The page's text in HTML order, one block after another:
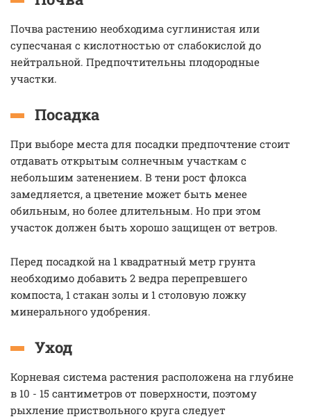
Почва растению необходима суглинистая или
супесчаная с кислотностью от слабокислой до
нейтральной. Предпочтительны плодородные
участки.
Посадка
При выборе места для посадки предпочтение стоит
отдавать открытым солнечным участкам с
небольшим затенением. В тени рост флокса
замедляется, а цветение может быть менее
обильным, но более длительным. Но при этом
участок должен быть хорошо защищен от ветров.
Перед посадкой на 1 квадратный метр грунта
необходимо добавить 2 ведра перепревшего
компоста, 1 стакан золы и 1 столовую ложку
минерального удобрения.
Уход
Корневая система растения расположена на глубине
в 10 - 15 сантиметров от поверхности, поэтому
рыхление приствольного круга следует